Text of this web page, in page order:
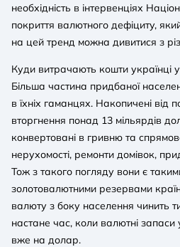
необхідність в інтервенціях
покриття валютного дефіциту,
на цей тренд можна дивитися з
Куди витрачають кошти українці
Більша частина придбаної
в їхніх гаманцях. Накопичені від
вторгнення понад 13 мільярдів
конвертовані в гривню та
нерухомості, ремонти домівок,
Тож з такого погляду вони є
золотовалютними резервами
валюту з боку населення чинить
настане час, коли валютні запаси
вже на долар.